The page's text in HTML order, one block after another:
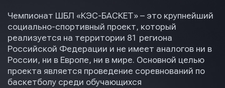
Чемпионат ШБЛ «КЭС-БАСКЕТ» – это крупнейший
социально-спортивный проект, который
реализуется на территории 81 региона
Российской Федерации и не имеет аналогов ни в
России, ни в Европе, ни в мире. Основной целью
проекта является проведение соревнований по
баскетболу среди обучающихся